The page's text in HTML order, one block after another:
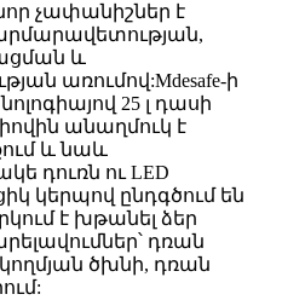
նոր չափանիշներ է
և
առումով:Mdesafe-ի
25 լ դասի
անաղմուկ է
և նաև
դուռն ու LED
կերպով ընդգծում են
է խթանել ձեր
դռան
ծխնի, դռան